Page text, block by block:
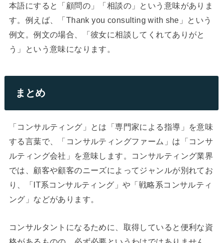
本語にすると「顧問の」「相談の」という意味がありま
す。例えば、「Thank you consulting with she」という
例文。例文の場合、「彼女に相談してくれてありがと
う」という意味になります。
まとめ
「コンサルティング」とは「専門家による指導」を意味
する言葉で、「コンサルティングファーム」は「コンサ
ルティング会社」を意味します。コンサルティング業界
では、顧客や顧客のニーズによってジャンルが別れてお
り、「IT系コンサルティング」や「戦略系コンサルティ
ング」などがあります。
コンサルタントになるために、取得していると便利な資